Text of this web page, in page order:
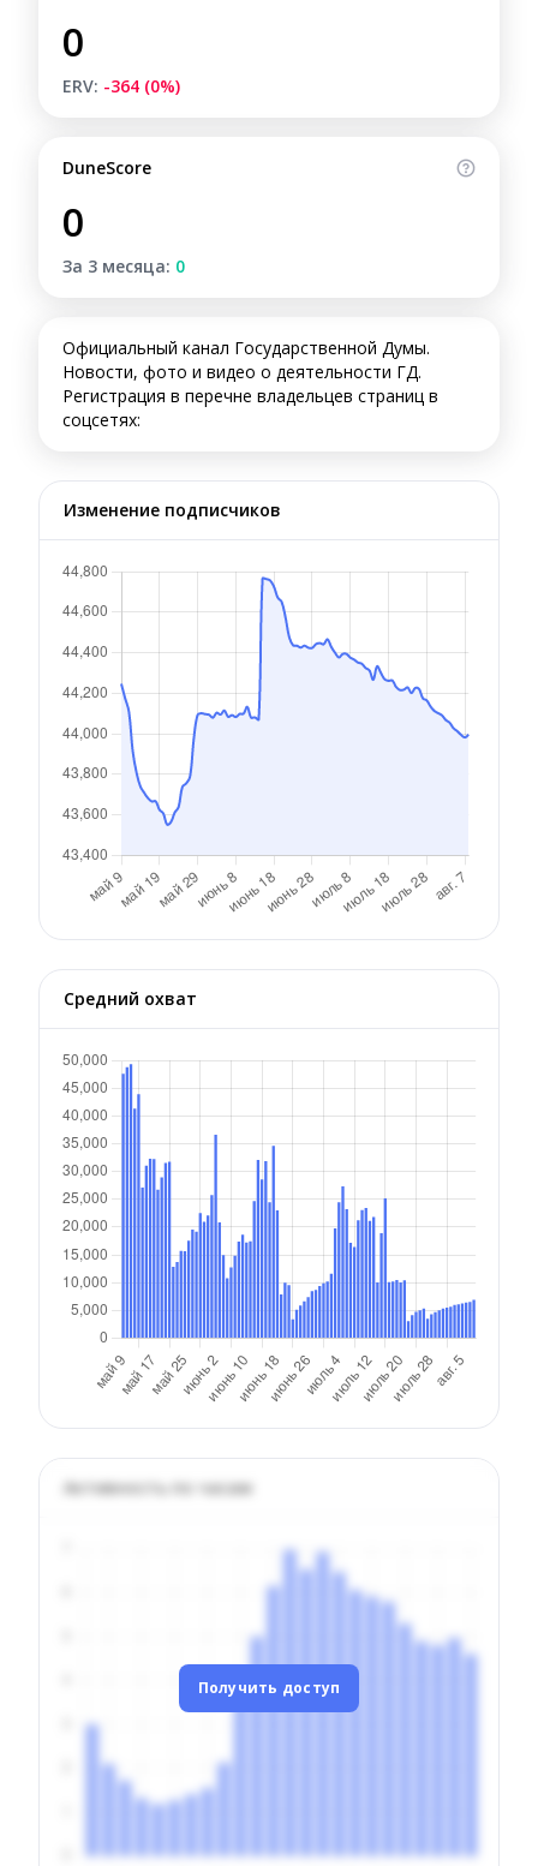
0
ERV: -364 (0%)
DuneScore
0
За 3 месяца: 0
Официальный канал Государственной Думы.
Новости, фото и видео о деятельности ГД.
Регистрация в перечне владельцев страниц в
соцсетях:
Изменение подписчиков
Средний охват
Активность по часам
Получить доступ